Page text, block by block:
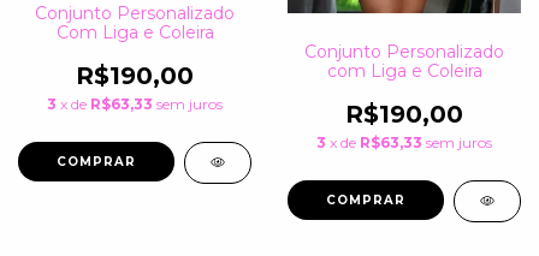
Conjunto Personalizado
Com Liga e Coleira
R$190,00
3 x de R$63,33 sem juros
COMPRAR
Conjunto Personalizado
com Liga e Coleira
R$190,00
3 x de R$63,33 sem juros
COMPRAR